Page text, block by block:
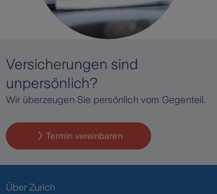
Versicherungen sind
unpersönlich?
Wir überzeugen Sie persönlich vom Gegenteil.
Termin vereinbaren
Über Zurich